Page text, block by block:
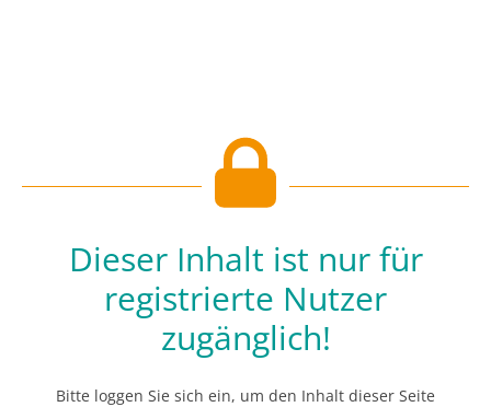
Dieser Inhalt ist nur für
registrierte Nutzer
zugänglich!
Bitte loggen Sie sich ein, um den Inhalt dieser Seite